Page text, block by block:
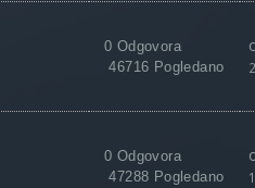
0 Odgovora
46716 Pogledano
0 Odgovora
47288 Pogledano